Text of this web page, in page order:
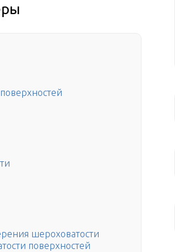
шероховатости
поверхностей